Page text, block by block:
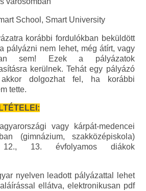
School, Smart University
korábbi fordulókban beküldött
pályázni nem lehet, még átírt, vagy
sem! Ezek a pályázatok
kerülnek. Tehát egy pályázó
dolgozhat fel, ha korábbi
tette.
vagy kárpát-medencei
(gimnázium, szakközépiskola)
13. évfolyamos diákok
nyelven leadott pályázattal lehet
ellátva, elektronikusan pdf